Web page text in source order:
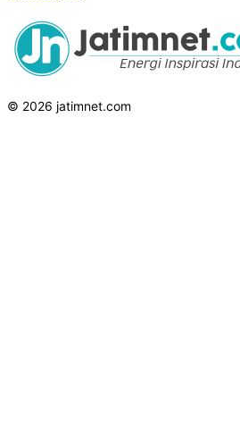
© 2026 jatimnet.com